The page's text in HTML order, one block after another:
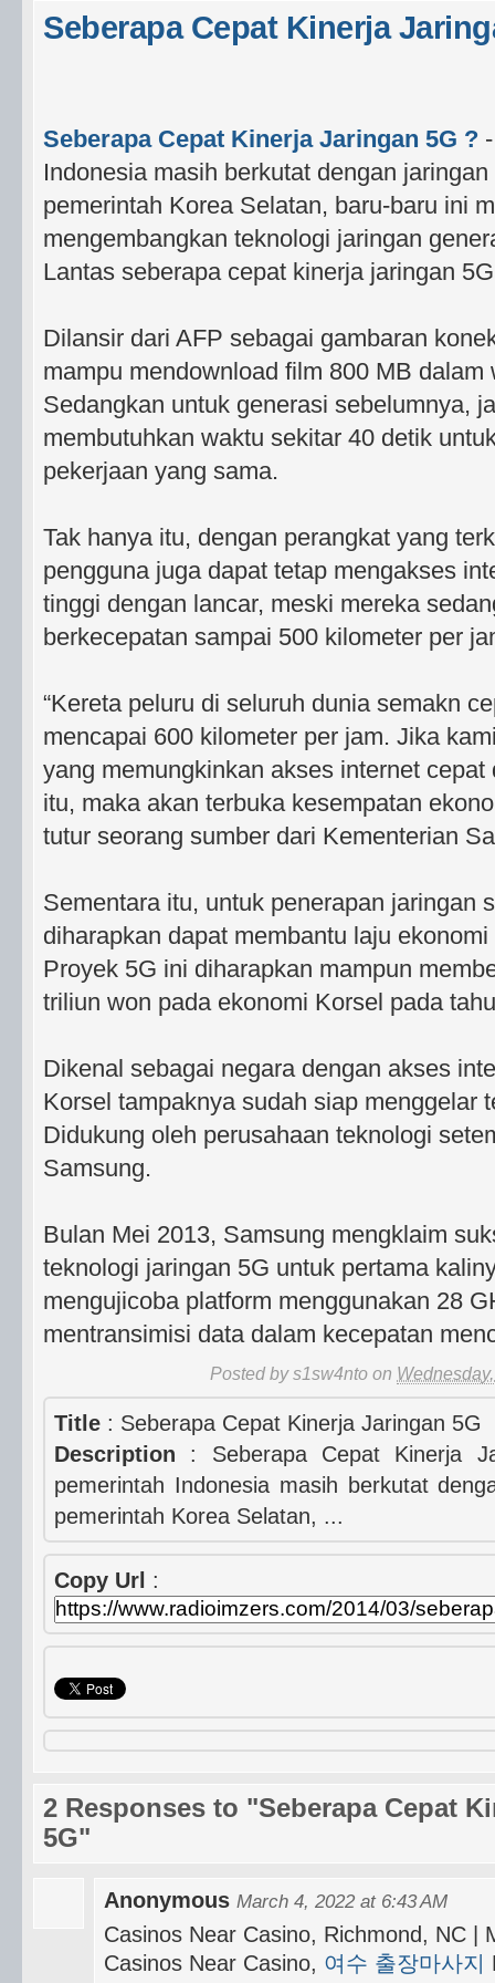
Seberapa Cepat Kinerja
Seberapa Cepat Kinerja Jaringan 5G ?
Indonesia masih berkutat dengan
pemerintah Korea Selatan, baru-baru ini
mengembangkan teknologi jaringan
Lantas seberapa cepat kinerja jaringan
Dilansir dari AFP sebagai gambaran
mampu mendownload film 800 MB dalam
Sedangkan untuk generasi sebelumnya,
membutuhkan waktu sekitar 40 detik
pekerjaan yang sama.
Tak hanya itu, dengan perangkat yang
pengguna juga dapat tetap mengakses
tinggi dengan lancar, meski mereka
berkecepatan sampai 500 kilometer per
“Kereta peluru di seluruh dunia semakn
mencapai 600 kilometer per jam. Jika
yang memungkinkan akses internet cepat
itu, maka akan terbuka kesempatan
tutur seorang sumber dari Kementerian
Sementara itu, untuk penerapan jaringan
diharapkan dapat membantu laju
Proyek 5G ini diharapkan mampun
triliun won pada ekonomi Korsel pada
Dikenal sebagai negara dengan akses
Korsel tampaknya sudah siap menggelar
Didukung oleh perusahaan teknologi
Samsung.
Bulan Mei 2013, Samsung mengklaim
teknologi jaringan 5G untuk pertama
mengujicoba platform menggunakan 28
mentransimisi data dalam kecepatan
Posted bys1sw4nto on
Title : Seberapa Cepat Kinerja Jaringan 5G
Description : Seberapa Cepat Kinerja
pemerintah Indonesia masih berkutat
pemerintah Korea Selatan, ...
Copy Url :
2 Responses to "Seberapa Cepat
5G"
Anonymous March 4, 2022 at 6:43 AM
Casinos Near Casino, Richmond, NC |
Casinos Near Casino, 여수 출장마사지